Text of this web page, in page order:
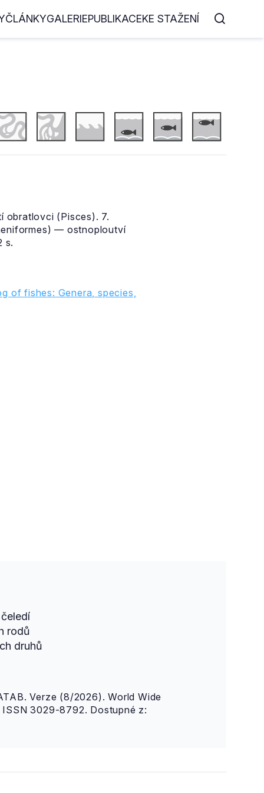
ČLÁNKYGALERIEPUBLIKACEKE STAŽENÍ
obratlovci (Pisces). 7.
— ostnoploutví
s.
of fishes: Genera, species,
rodů
druhů
Verze (8/2026). World Wide
3029-8792. Dostupné z: